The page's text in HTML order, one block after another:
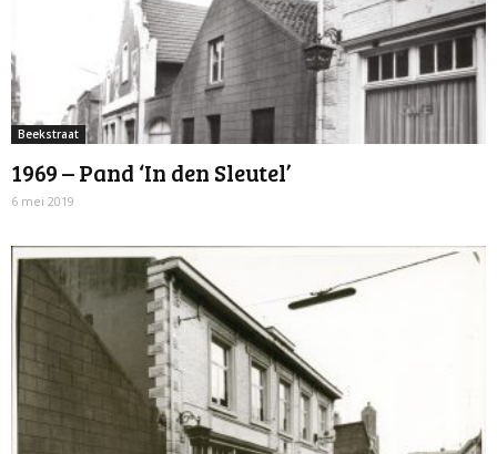
Beekstraat
1969 – Pand ‘In den Sleutel’
6 mei 2019